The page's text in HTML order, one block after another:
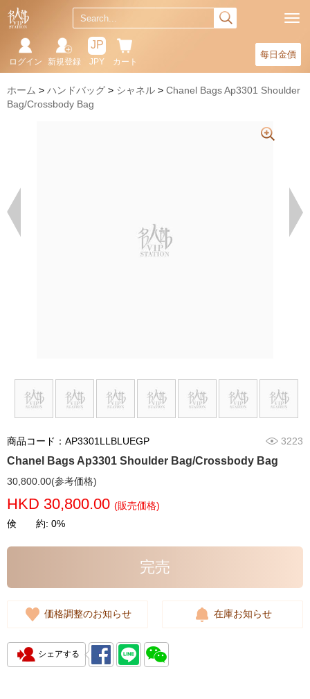
每日金價
カート
JP
JPY
新規登録
ログイン
ホーム ハンドバッグ シャネル
Chanel Bags Ap3301 Shoulder
Bag/Crossbody Bag
商品コード：AP3301LLBLUEGP 3223
Chanel Bags Ap3301 Shoulder Bag/Crossbody Bag
30,800.00(参考価格)
HKD 30,800.00 (販売価格)
倹 約: 0%
完売
価格調整のお知らせ 在庫お知らせ
シェアする